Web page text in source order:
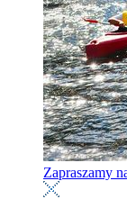
Zapraszamy